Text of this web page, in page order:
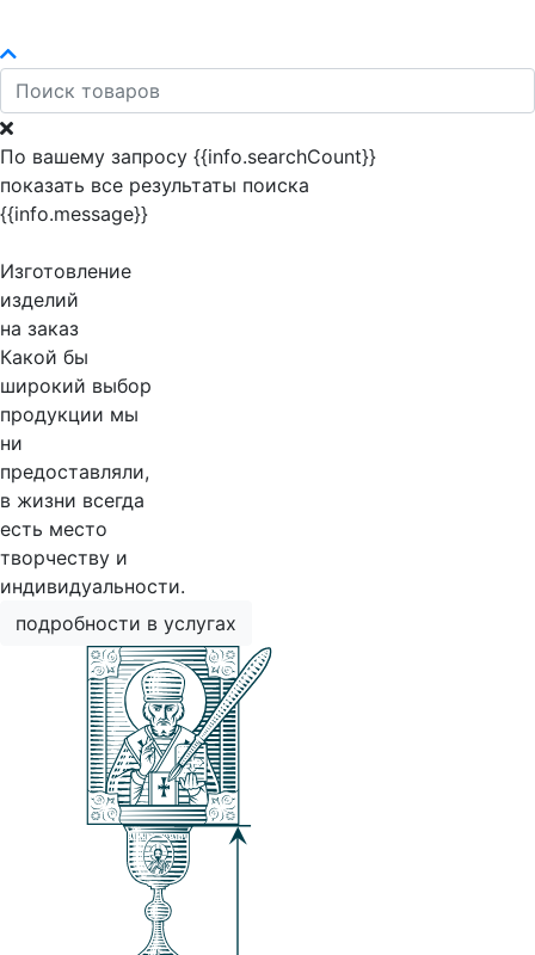
По вашему запросу {{info.searchCount}}
показать все результаты поиска
{{info.message}}
Изготовление
изделий
на заказ
Какой бы
широкий выбор
продукции мы
ни
предоставляли,
в жизни всегда
есть место
творчеству и
индивидуальности.
подробности в услугах